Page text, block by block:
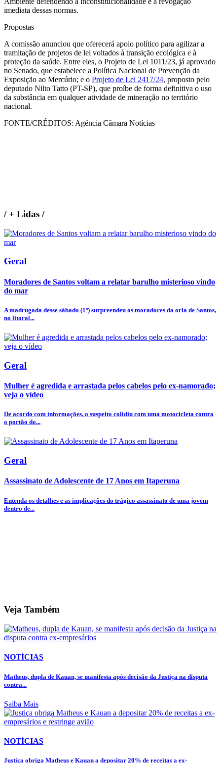
imediata dessas normas.
Propostas
A comissão anunciou que oferecerá apoio político para agilizar a
tramitação de projetos de lei voltados à transição ecológica e à
proteção da saúde. Entre eles, o Projeto de Lei 1011/23, já aprovado
no Senado, que estabelece a Política Nacional de Prevenção da
Exposição ao Mercúrio; e o Projeto de Lei 2417/24, proposto pelo
deputado Nilto Tatto (PT-SP), que proíbe de forma definitiva o uso
da substância em qualquer atividade de mineração no território
nacional.
FONTE/CRÉDITOS: Agência Câmara Notícias
/+ Lidas /
Geral
Moradores de Santos voltam a relatar barulho misterioso vindo
do mar
A madrugada desse sábado (1º) surpreendeu os moradores da orla de Santos,
no litoral...
Geral
Mulher é agredida e arrastada pelos cabelos pelo ex-namorado;
veja o vídeo
De acordo com informações, o suspeito colidiu com uma motocicleta contra
o portão do...
Geral
Assassinato de Adolescente de 17 Anos em Itaperuna
Entenda os detalhes e as implicações do trágico assassinato de uma jovem
dentro de...
Veja Também
NOTÍCIAS
Matheus, dupla de Kauan, se manifesta após decisão da Justiça na disputa
contra...
Saiba Mais
NOTÍCIAS
Justiça obriga Matheus e Kauan a depositar 20% de receitas a ex-